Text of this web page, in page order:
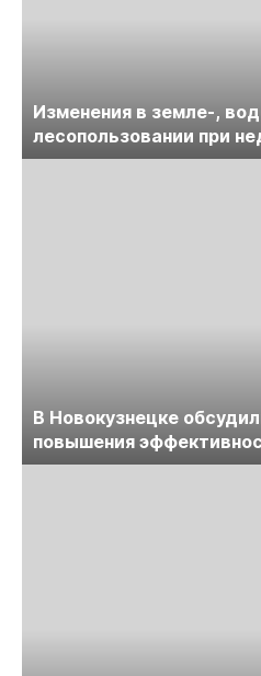
Изменения в земле-,
лесопользовании при
обсудят на семинаре
В Новокузнецке
повышения
предприятий